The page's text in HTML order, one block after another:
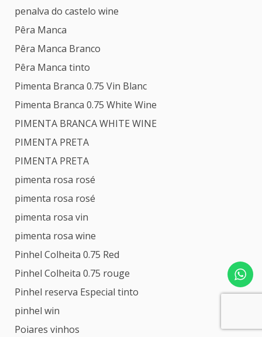
penalva do castelo wine
Pêra Manca
Pêra Manca Branco
Pêra Manca tinto
Pimenta Branca 0.75 Vin Blanc
Pimenta Branca 0.75 White Wine
PIMENTA BRANCA WHITE WINE
PIMENTA PRETA
PIMENTA PRETA
pimenta rosa rosé
pimenta rosa rosé
pimenta rosa vin
pimenta rosa wine
Pinhel Colheita 0.75 Red
Pinhel Colheita 0.75 rouge
Pinhel reserva Especial tinto
pinhel win
Poiares vinhos